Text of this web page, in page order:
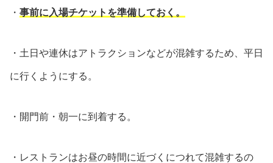
・ 事前に入場チケットを準備しておく。
・土日や連休はアトラクションなどが混雑するため、平日
に行くようにする。
・開門前・朝一に到着する。
・レストランはお昼の時間に近づくにつれて混雑するの